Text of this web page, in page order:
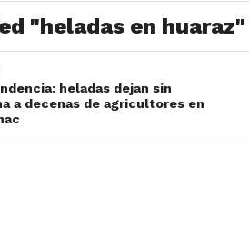
"heladas en huaraz"
heladas dejan sin
a decenas de agricultores en